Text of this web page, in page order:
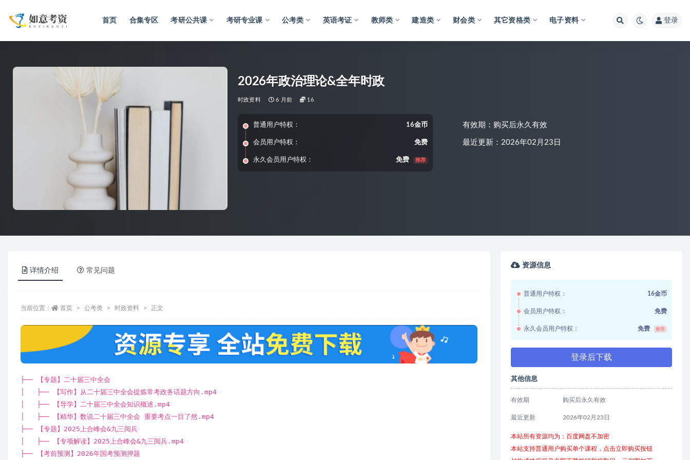
首页 合集专区 考研公共课 考研专业课 公考类 英语考证 教师类 建造类 财会类 其它资格类 电子资料 登录
2026年政治理论&全年时政
时政资料 6 月前 16
普通用户特权： 16金币
会员用户特权： 免费
永久会员用户特权： 免费 推荐
有效期：购买后永久有效
最近更新：2026年02月23日
详情介绍 常见问题
当前位置： 首页 公考类 时政资料 正文
├── 【专题】二十届三中全会
│ ├── 【写作】从二十届三中全会提炼常考政务话题方向.mp4
│ ├── 【导学】二十届三中全会知识概述.mp4
│ ├── 【精华】数说二十届三中全会 重要考点一目了然.mp4
├── 【专题】2025上合峰会&九三阅兵
│ ├── 【专项解读】2025上合峰会&九三阅兵.mp4
├── 【考前预测】2026年国考预测押题
资源信息
普通用户特权： 16金币
会员用户特权： 免费
永久会员用户特权： 免费 推荐
登录后下载
其他信息
有效期 购买后永久有效
最近更新 2026年02月23日
本站所有资源均为：百度网盘不加密
本站支持普通用户购买单个课程，点击立即购买按钮